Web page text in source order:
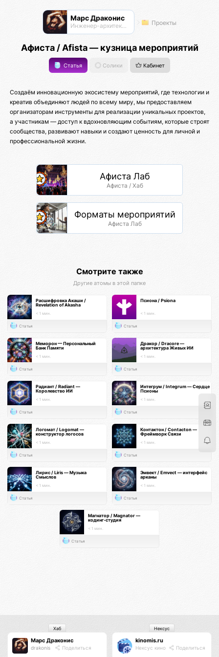
Марс Драконис
Инженер-архитектор Проекты
Афиста / Afista — кузница мероприятий
Статья Солики Кабинет
Создаём инновационную экосистему мероприятий, где технологии и
креатив объединяют людей по всему миру, мы предоставляем
организаторам инструменты для реализации уникальных проектов,
а участникам — доступ к вдохновляющим событиям, которые строят
сообщества, развивают навыки и создают ценность для личной и
профессиональной жизни.
Афиста Лаб
Афиста / Хаб
Форматы мероприятий
Афиста Лаб
Смотрите также
Другие атомы в этой папке
Расшифровка Акаши /
Revelation of Akasha
< 1 мин.
Статья
Псиона / Psiona
< 1 мин.
Статья
Меморон — Персональный
Банк Памяти
< 1 мин.
Статья
Дракор / Dracore —
архитектура Живых ИИ
< 1 мин.
Статья
Радиант / Radiant —
Королевство ИИ
< 1 мин.
Статья
Интегрум / Integrum — Сердце
Псионы
< 1 мин.
Статья
Логомат / Logomat —
конструктор логосов
< 1 мин.
Статья
Контактон / Contacton —
Фреймворк Связи
< 1 мин.
Статья
Лирис / Liris — Музыка
Смыслов
< 1 мин.
Статья
Эмвект / Emvect — интерфейс
арканы
< 1 мин.
Статья
Магнатор / Magnator —
кодинг-студия
< 1 мин.
Статья
Марс Драконис
drakonis Поделиться
Хаб
kinomis.ru
Нексус кино Поделиться
Нексус